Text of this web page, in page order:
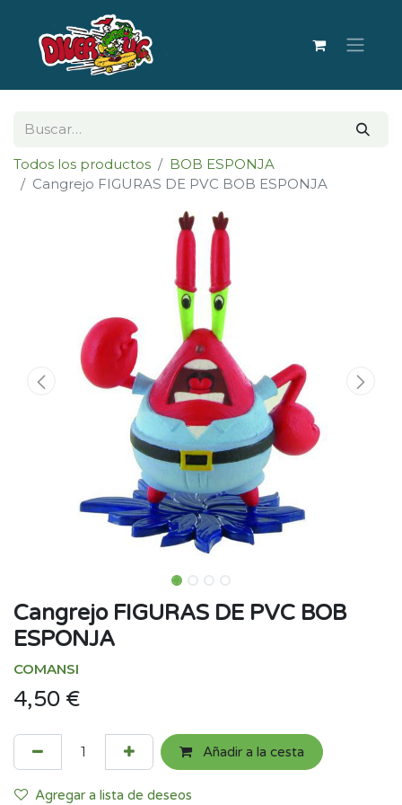
Todos los productos
BOB ESPONJA
Cangrejo FIGURAS DE PVC BOB ESPONJA
Cangrejo FIGURAS DE PVC BOB
ESPONJA
COMANSI
4,50 €
Añadir a la cesta
Agregar a lista de deseos